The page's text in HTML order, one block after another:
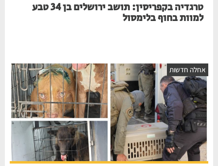
טרגדיה בקפריסין: תושב ירושלים בן 34 טבע
למוות בחוף בלימסול
חדשות